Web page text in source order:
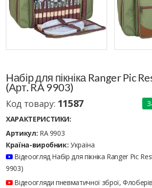
Набір для пікніка Ranger Pic
(Арт. RA 9903)
Код товару: 11587
ХАРАКТЕРИСТИКИ:
Артикул: RA 9903
Країна-виробник: Україна
Відеоогляд Набір для пікніка Ranger Pic
9903)
Відеоогляди пневматичної зброї,